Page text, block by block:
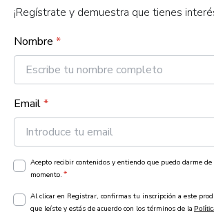
¡Regístrate y demuestra que tienes
Nombre *
Email*
Acepto recibir contenidos y entiendo que puedo darme
momento. *
Al clicar en Registrar, confirmas tu inscripción a este
que leíste y estás de acuerdo con los términos de la